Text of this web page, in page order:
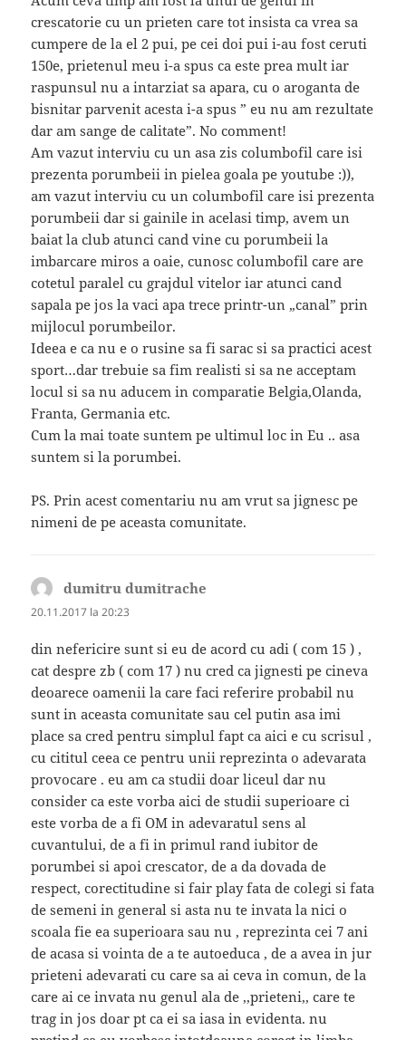
crescatorie cu un prieten care tot insista ca vrea sa
cumpere de la el 2 pui, pe cei doi pui i-au fost ceruti
150e, prietenul meu i-a spus ca este prea mult iar
raspunsul nu a intarziat sa apara, cu o aroganta de
bisnitar parvenit acesta i-a spus ” eu nu am rezultate
dar am sange de calitate”. No comment!
Am vazut interviu cu un asa zis columbofil care isi
prezenta porumbeii in pielea goala pe youtube :)),
am vazut interviu cu un columbofil care isi prezenta
porumbeii dar si gainile in acelasi timp, avem un
baiat la club atunci cand vine cu porumbeii la
imbarcare miros a oaie, cunosc columbofil care are
cotetul paralel cu grajdul vitelor iar atunci cand
sapala pe jos la vaci apa trece printr-un „canal” prin
mijlocul porumbeilor.
Ideea e ca nu e o rusine sa fi sarac si sa practici acest
sport…dar trebuie sa fim realisti si sa ne acceptam
locul si sa nu aducem in comparatie Belgia,Olanda,
Franta, Germania etc.
Cum la mai toate suntem pe ultimul loc in Eu .. asa
suntem si la porumbei.
PS. Prin acest comentariu nu am vrut sa jignesc pe
nimeni de pe aceasta comunitate.
dumitru dumitrache
20.11.2017 la 20:23
din nefericire sunt si eu de acord cu adi ( com 15 ) ,
cat despre zb ( com 17 ) nu cred ca jignesti pe cineva
deoarece oamenii la care faci referire probabil nu
sunt in aceasta comunitate sau cel putin asa imi
place sa cred pentru simplul fapt ca aici e cu scrisul ,
cu cititul ceea ce pentru unii reprezinta o adevarata
provocare . eu am ca studii doar liceul dar nu
consider ca este vorba aici de studii superioare ci
este vorba de a fi OM in adevaratul sens al
cuvantului, de a fi in primul rand iubitor de
porumbei si apoi crescator, de a da dovada de
respect, corectitudine si fair play fata de colegi si fata
de semeni in general si asta nu te invata la nici o
scoala fie ea superioara sau nu , reprezinta cei 7 ani
de acasa si vointa de a te autoeduca , de a avea in jur
prieteni adevarati cu care sa ai ceva in comun, de la
care ai ce invata nu genul ala de ,,prieteni,, care te
trag in jos doar pt ca ei sa iasa in evidenta. nu